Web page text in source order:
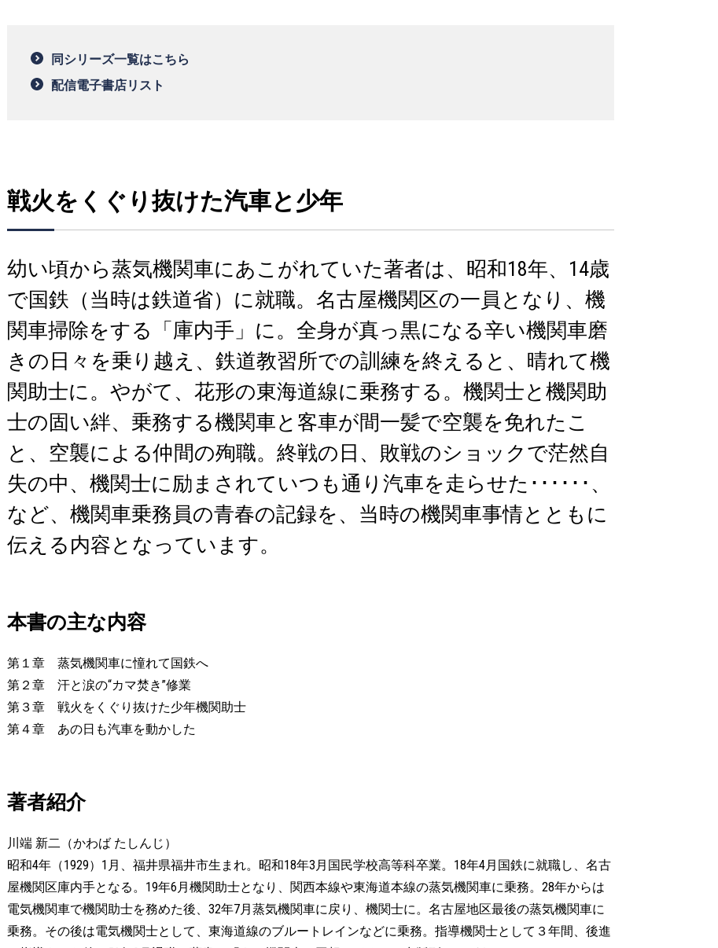
同シリーズ一覧はこちら
配信電子書店リスト
戦火をくぐり抜けた汽車と少年
幼い頃から蒸気機関車にあこがれていた著者は、昭和18年、14歳
で国鉄（当時は鉄道省）に就職。名古屋機関区の一員となり、機
関車掃除をする「庫内手」に。全身が真っ黒になる辛い機関車磨
きの日々を乗り越え、鉄道教習所での訓練を終えると、晴れて機
関助士に。やがて、花形の東海道線に乗務する。機関士と機関助
士の固い絆、乗務する機関車と客車が間一髪で空襲を免れたこ
と、空襲による仲間の殉職。終戦の日、敗戦のショックで茫然自
失の中、機関士に励まされていつも通り汽車を走らせた･･････、
など、機関車乗務員の青春の記録を、当時の機関車事情とともに
伝える内容となっています。
本書の主な内容
第１章 蒸気機関車に憧れて国鉄へ
第２章 汗と涙の“カマ焚き”修業
第３章 戦火をくぐり抜けた少年機関助士
第４章 あの日も汽車を動かした
著者紹介
川端 新二（かわば たしんじ）
昭和4年（1929）1月、福井県福井市生まれ。昭和18年3月国民学校高等科卒業。18年4月国鉄に就職し、名古
屋機関区庫内手となる。19年6月機関助士となり、関西本線や東海道本線の蒸気機関車に乗務。28年からは
電気機関車で機関助士を務めた後、32年7月蒸気機関車に戻り、機関士に。名古屋地区最後の蒸気機関車に
乗務。その後は電気機関士として、東海道線のブルートレインなどに乗務。指導機関士として３年間、後進